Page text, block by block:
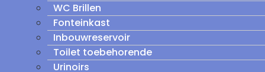
WC Brillen
Fonteinkast
Inbouwreservoir
Toilet toebehorende
Urinoirs